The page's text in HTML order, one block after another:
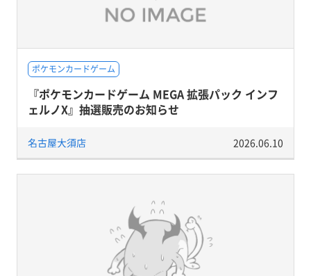
ポケモンカードゲーム
『ポケモンカードゲーム MEGA 拡張パック インフ
ェルノX』抽選販売のお知らせ
名古屋大須店 2026.06.10